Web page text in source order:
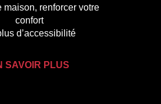
maison, renforcer votre
confort
d’accessibilité
SAVOIR PLUS